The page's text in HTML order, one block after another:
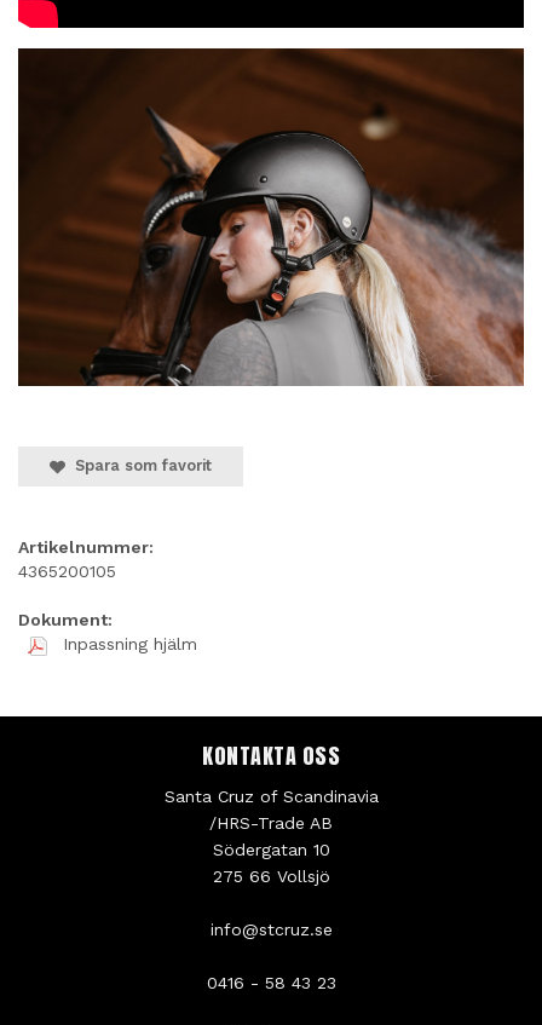
Spara som favorit
Artikelnummer:
4365200105
Dokument:
Inpassning hjälm
KONTAKTA OSS
Santa Cruz of Scandinavia
/HRS-Trade AB
Södergatan 10
275 66 Vollsjö
info@stcruz.se
0416 - 58 43 23